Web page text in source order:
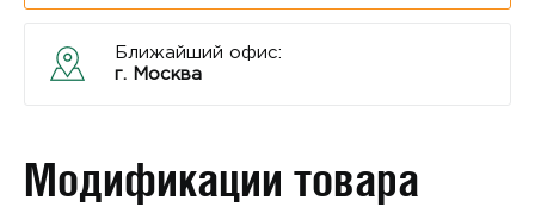
Ближайший офис:
г. Москва
Модификации товара